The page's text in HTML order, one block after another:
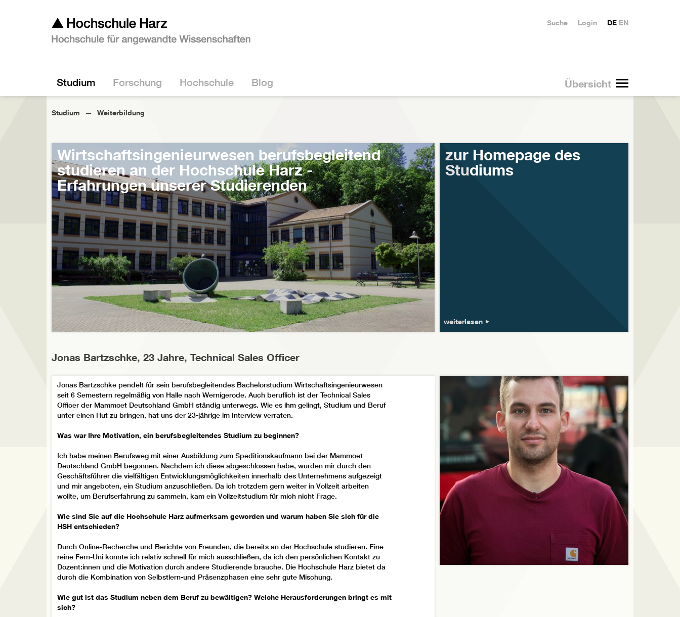
Übersicht
Studium Forschung Hochschule Blog
DE EN
Login
Suche
Studium Weiterbildung
Wirtschaftsingenieurwesen berufsbegleitend
studieren an der Hochschule Harz -
Erfahrungen unserer Studierenden
zur Homepage des
Studiums
weiterlesen
Jonas Bartzschke, 23 Jahre, Technical Sales Officer
Jonas Bartzschke pendelt für sein berufsbegleitendes Bachelorstudium Wirtschaftsingenieurwesen
seit 6 Semestern regelmäßig von Halle nach Wernigerode. Auch beruflich ist der Technical Sales
Officer der Mammoet Deutschland GmbH ständig unterwegs. Wie es ihm gelingt, Studium und Beruf
unter einen Hut zu bringen, hat uns der 23-jährige im Interview verraten.
Was war Ihre Motivation, ein berufsbegleitendes Studium zu beginnen?
Ich habe meinen Berufsweg mit einer Ausbildung zum Speditionskaufmann bei der Mammoet
Deutschland GmbH begonnen. Nachdem ich diese abgeschlossen habe, wurden mir durch den
Geschäftsführer die vielfältigen Entwicklungsmöglichkeiten innerhalb des Unternehmens aufgezeigt
und mir angeboten, ein Studium anzuschließen. Da ich trotzdem gern weiter in Vollzeit arbeiten
wollte, um Berufserfahrung zu sammeln, kam ein Vollzeitstudium für mich nicht Frage.
Wie sind Sie auf die Hochschule Harz aufmerksam geworden und warum haben Sie sich für die
HSH entschieden?
Durch Online-Recherche und Berichte von Freunden, die bereits an der Hochschule studieren. Eine
reine Fern-Uni konnte ich relativ schnell für mich ausschließen, da ich den persönlichen Kontakt zu
Dozent:innen und die Motivation durch andere Studierende brauche. Die Hochschule Harz bietet da
durch die Kombination von Selbstlern-und Präsenzphasen eine sehr gute Mischung.
Wie gut ist das Studium neben dem Beruf zu bewältigen? Welche Herausforderungen bringt es mit
sich?